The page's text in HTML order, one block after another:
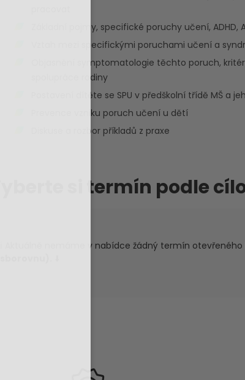
Základní pojmy, specifické poruchy učení,
Vztah mezi specifickými poruchami učení a
Objasnění symptomatologie těchto poruch,
spolupráce rodiny
Postavení dítěte se SPU v předškolní třídě MŠ a
Prevence vzniku poruch učení u dětí
Diskuse a rozbor příkladů z praxe
Vyberte si termín podle
ℹ️ Aktuálně nemáme v nabídce žádný termín otevřeného